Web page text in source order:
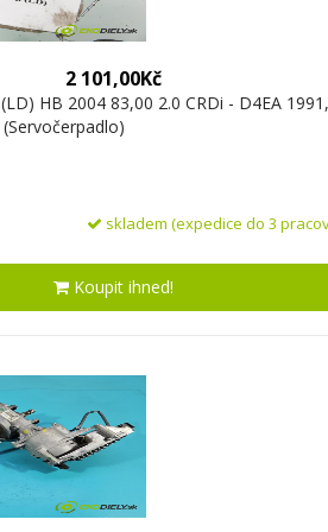
2 101,00Kč
HB 2004 83,00 2.0 CRDi - D4EA
skladem (expedice do 3
Koupit ihned!